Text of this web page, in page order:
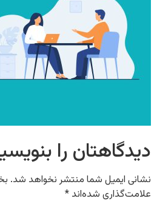
دیدگاهتان را
نشانی ایمیل شما منتشر نخواهد شد.
علامت‌گذاری شده‌اند *